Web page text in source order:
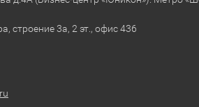
строение 3а, 2 эт., офис 436